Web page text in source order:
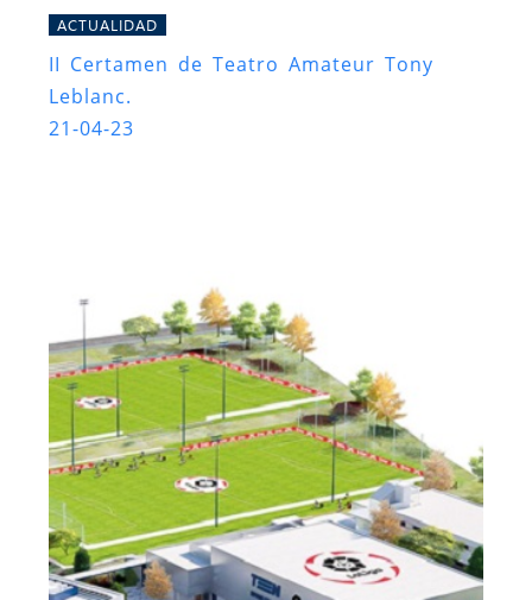
ACTUALIDAD
II Certamen de Teatro Amateur Tony
Leblanc.
21-04-23